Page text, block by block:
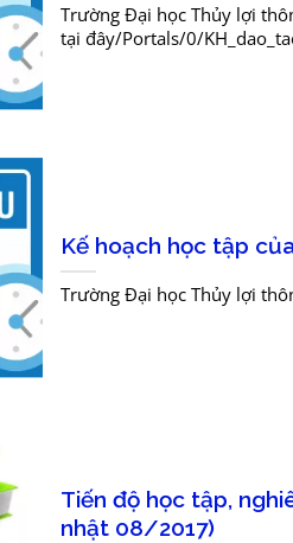
Trường Đại học Thủy lợi
tại đây/Portals/0/
Kế hoạch học tập
Trường Đại học Thủy lợi
Tiến độ học tập,
nhật 08/2017)